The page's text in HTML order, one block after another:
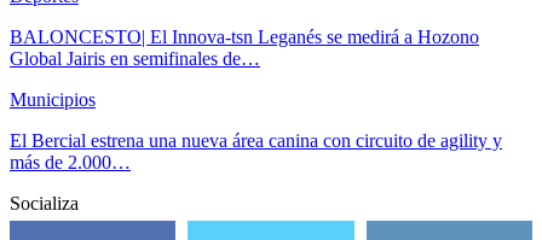
BALONCESTO| El Innova-tsn Leganés se medirá a Hozono
Global Jairis en semifinales de…
Municipios
El Bercial estrena una nueva área canina con circuito de agility y
más de 2.000…
Socializa